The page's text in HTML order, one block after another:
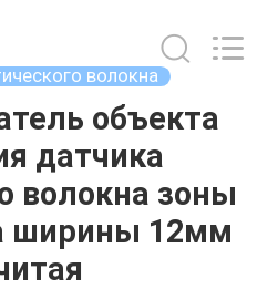
волокна
объекта
датчика
волокна зоны
ширины 12мм